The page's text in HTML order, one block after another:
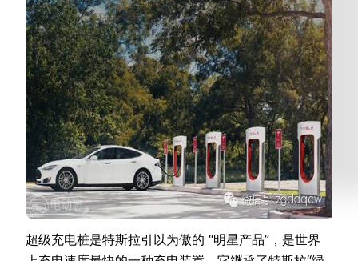
超级充电桩是特斯拉引以为傲的 “明星产品”，是世界